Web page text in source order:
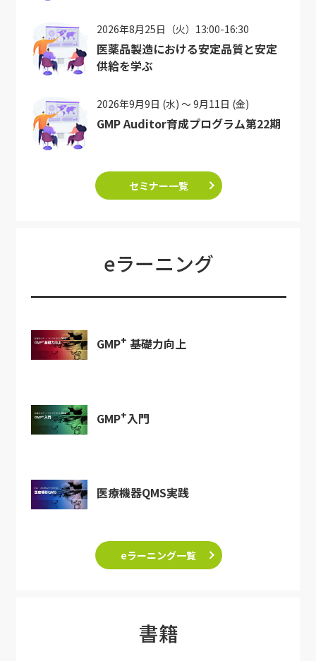
2026年8月25日（火）13:00-16:30
医薬品製造における安定品質と安定
供給を学ぶ
2026年9月9日 (水) ～ 9月11日 (金)
GMP Auditor育成プログラム第22期
セミナー一覧
eラーニング
GMP+ 基礎力向上
GMP+入門
医療機器QMS実践
eラーニング一覧
書籍